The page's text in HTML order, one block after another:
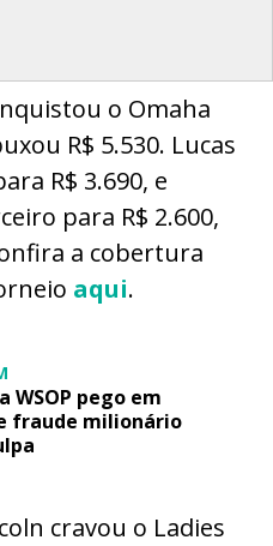
o Omaha
R$ 5.530. Lucas
R$ 3.690, e
para R$ 2.600,
a cobertura
aqui.
WSOP pego em
fraude milionário
cravou o Ladies